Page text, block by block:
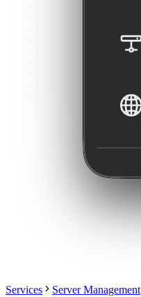
Services Server Management